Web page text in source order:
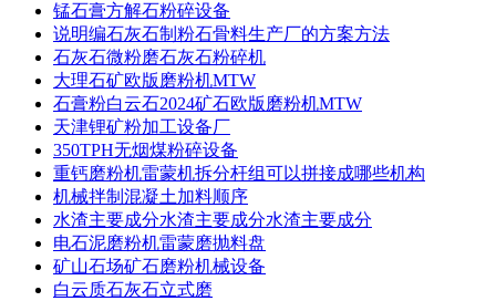
锰石膏方解石粉碎设备
说明编石灰石制粉石骨料生产厂的方案方法
石灰石微粉磨石灰石粉碎机
大理石矿欧版磨粉机MTW
石膏粉白云石2024矿石欧版磨粉机MTW
天津锂矿粉加工设备厂
350TPH无烟煤粉碎设备
重钙磨粉机雷蒙机拆分杆组可以拼接成哪些机构
机械拌制混凝土加料顺序
水渣主要成分水渣主要成分水渣主要成分
电石泥磨粉机雷蒙磨抛料盘
矿山石场矿石磨粉机械设备
白云质石灰石立式磨